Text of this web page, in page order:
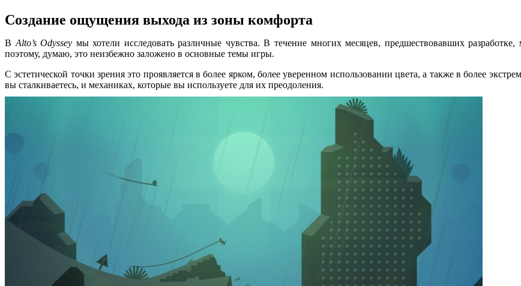
Создание ощущения выхода из зоны комфорта
В Alto’s Odyssey мы хотели исследовать различные чувства. В течение многих месяцев, предшествовавших
поэтому, думаю, это неизбежно заложено в основные темы игры.
С эстетической точки зрения это проявляется в более ярком, более уверенном использовании цвета, а также в более
вы сталкиваетесь, и механиках, которые вы используете для их преодоления.